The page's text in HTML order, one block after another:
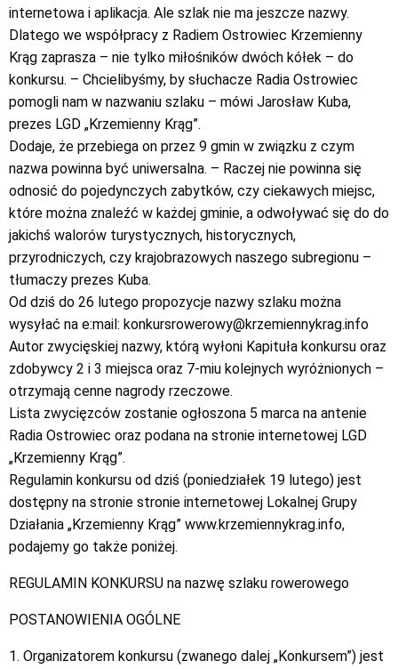
internetowa i aplikacja. Ale szlak nie ma jeszcze nazwy.
Dlatego we współpracy z Radiem Ostrowiec Krzemienny
Krąg zaprasza – nie tylko miłośników dwóch kółek – do
konkursu. – Chcielibyśmy, by słuchacze Radia Ostrowiec
pomogli nam w nazwaniu szlaku – mówi Jarosław Kuba,
prezes LGD „Krzemienny Krąg”.
Dodaje, że przebiega on przez 9 gmin w związku z czym
nazwa powinna być uniwersalna. – Raczej nie powinna się
odnosić do pojedynczych zabytków, czy ciekawych miejsc,
które można znaleźć w każdej gminie, a odwoływać się do do
jakichś walorów turystycznych, historycznych,
przyrodniczych, czy krajobrazowych naszego subregionu –
tłumaczy prezes Kuba.
Od dziś do 26 lutego propozycje nazwy szlaku można
wysyłać na e:mail: konkursrowerowy@krzemiennykrag.info
Autor zwycięskiej nazwy, którą wyłoni Kapituła konkursu oraz
zdobywcy 2 i 3 miejsca oraz 7-miu kolejnych wyróżnionych –
otrzymają cenne nagrody rzeczowe.
Lista zwycięzców zostanie ogłoszona 5 marca na antenie
Radia Ostrowiec oraz podana na stronie internetowej LGD
„Krzemienny Krąg”.
Regulamin konkursu od dziś (poniedziałek 19 lutego) jest
dostępny na stronie stronie internetowej Lokalnej Grupy
Działania „Krzemienny Krąg” www.krzemiennykrag.info,
podajemy go także poniżej.
REGULAMIN KONKURSU na nazwę szlaku rowerowego
POSTANOWIENIA OGÓLNE
1. Organizatorem konkursu (zwanego dalej „Konkursem”) jest